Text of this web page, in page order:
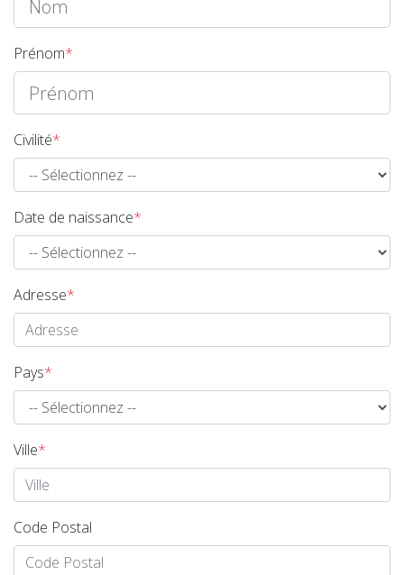
Prénom*
Civilité*
Date de naissance*
Adresse*
Pays*
Ville*
Code Postal